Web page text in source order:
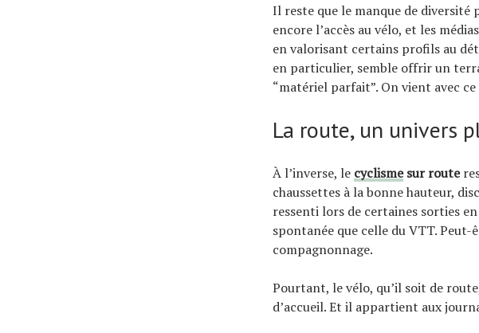
Il reste que le manque de diversité
encore l’accès au vélo, et les
en valorisant certains profils au
en particulier, semble offrir un
“matériel parfait”. On vient avec
La route, un univers
À l’inverse, le cyclismesur route
chaussettes à la bonne hauteur,
ressenti lors de certaines sorties
spontanée que celle du VTT.
compagnonnage.
Pourtant, le vélo, qu’il soit de
d’accueil. Et il appartient aux